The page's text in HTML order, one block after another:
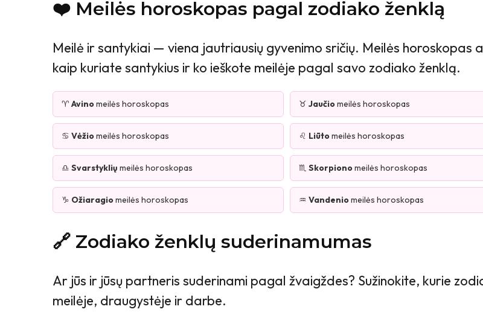
❤️ Meilės horoskopas pagal zodiako ženklą
Meilė ir santykiai — viena jautriausių gyvenimo sričių. Meilės horoskopas
kaip kuriate santykius ir ko ieškote meilėje pagal savo zodiako ženklą.
♈ Avinomeilės horoskopas ♉Jaučiomeilės horoskopas
♋ Vėžiomeilės horoskopas ♌ Liūtomeilės horoskopas
♎ Svarstyklių meilės horoskopas ♏Skorpionomeilės horoskopas
♑ Ožiaragiomeilės horoskopas ♒Vandeniomeilės horoskopas
🔗 Zodiako ženklų suderinamumas
Ar jūs ir jūsų partneris suderinami pagal žvaigždes? Sužinokite, kurie
meilėje, draugystėje ir darbe.